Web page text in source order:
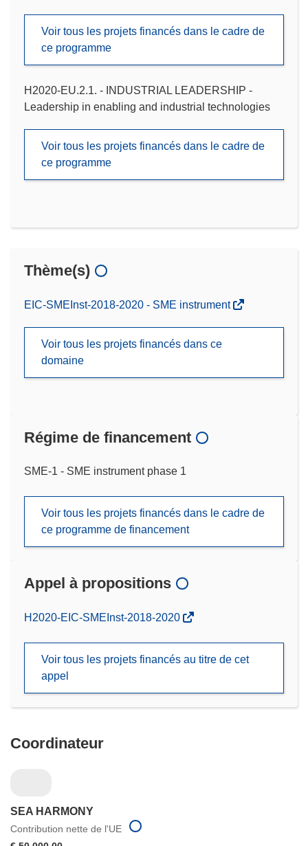
Voir tous les projets financés dans le cadre de
ce programme
H2020-EU.2.1. - INDUSTRIAL LEADERSHIP -
Leadership in enabling and industrial technologies
Voir tous les projets financés dans le cadre de
ce programme
Thème(s)
EIC-SMEInst-2018-2020 - SME instrument
Voir tous les projets financés dans ce
domaine
Régime de financement
SME-1 - SME instrument phase 1
Voir tous les projets financés dans le cadre de
ce programme de financement
Appel à propositions
(s’ouvre
nouvelle
fenêtre)
H2020-EIC-SMEInst-2018-2020
Voir tous les projets financés au titre de cet
appel
Coordinateur
SEA HARMONY
Contribution nette de l'UE